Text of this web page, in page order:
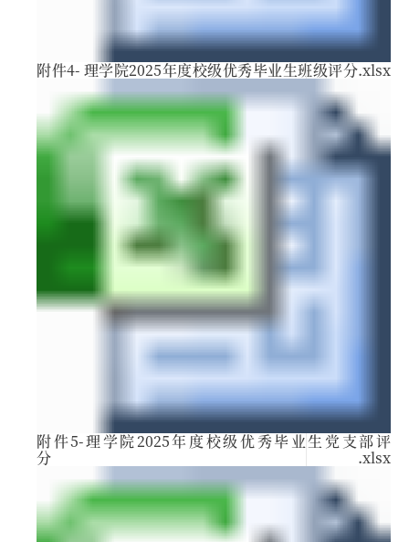
附件4- 理学院2025年度校级优秀毕业生班级评分.xlsx
附件5-理学院2025年度校级优秀毕业生党支部评
分.xlsx